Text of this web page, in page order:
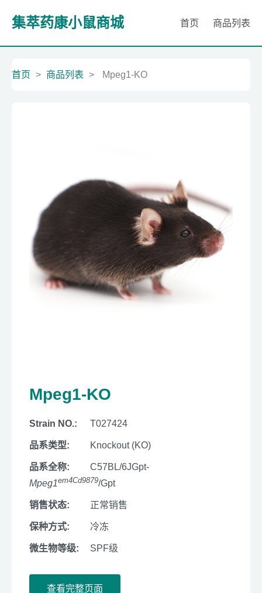
集萃药康小鼠商城 首页 商品列表
首页 > 商品列表 > Mpeg1-KO
Mpeg1-KO
Strain NO.: T027424
品系类型: Knockout (KO)
品系全称:
C57BL/6JGpt-
Mpeg1em4Cd9879/Gpt
销售状态: 正常销售
保种方式: 冷冻
微生物等级: SPF级
查看完整页面